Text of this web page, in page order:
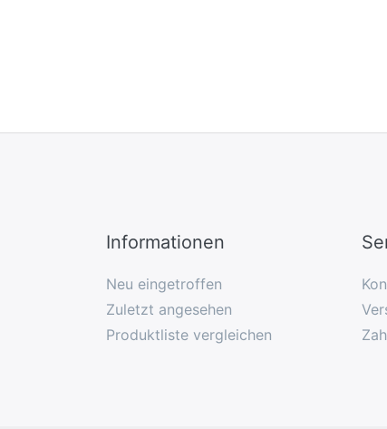
Informationen
Neu eingetroffen
Zuletzt angesehen
Produktliste vergleichen